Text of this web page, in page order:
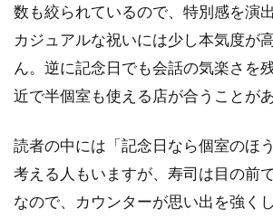
数も絞られているので、特別感を演
カジュアルな祝いには少し本気度が
ん。逆に記念日でも会話の気楽さを
近で半個室も使える店が合うことがあ
読者の中には「記念日なら個室のほ
考える人もいますが、寿司は目の前
なので、カウンターが思い出を強く